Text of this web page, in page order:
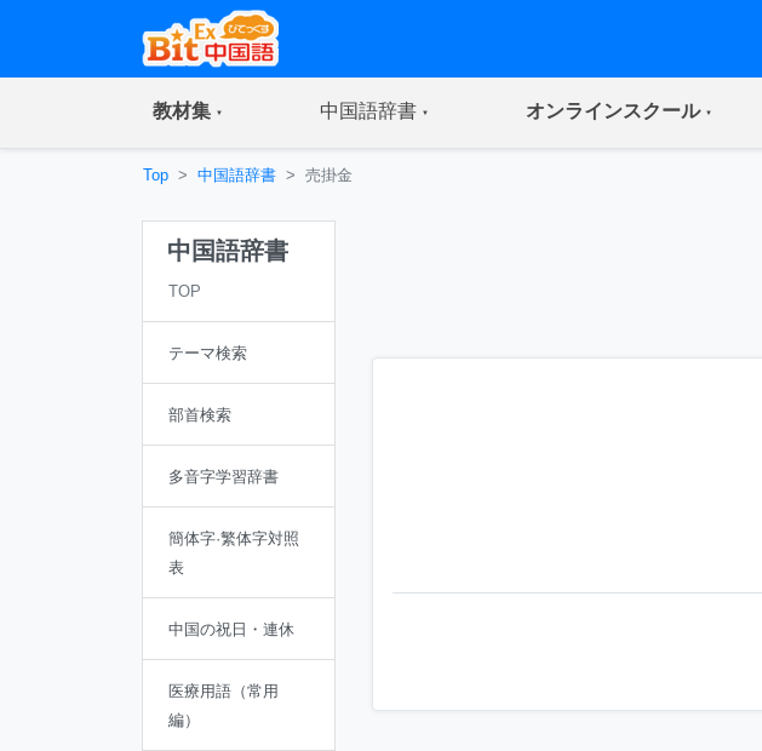
教材集(current) 中国語辞書(current) オンラインスクール(current)
Top 中国語辞書 売掛金
中国語辞書
TOP
テーマ検索
部首検索
多音字学習辞書
簡体字·繁体字対照
表
中国の祝日・連休
医療用語（常用
編）